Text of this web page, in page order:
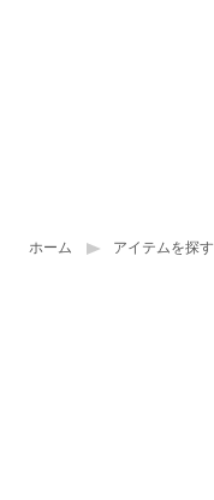
ホーム アイテムを探す